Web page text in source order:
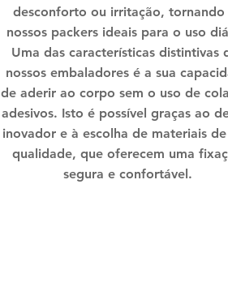
desconforto ou irritação, tornando
nossos packers ideais para o uso
Uma das características distintivas
nossos embaladores é a sua
de aderir ao corpo sem o uso de
adesivos. Isto é possível graças ao
inovador e à escolha de materiais
qualidade, que oferecem uma
segura e confortável.